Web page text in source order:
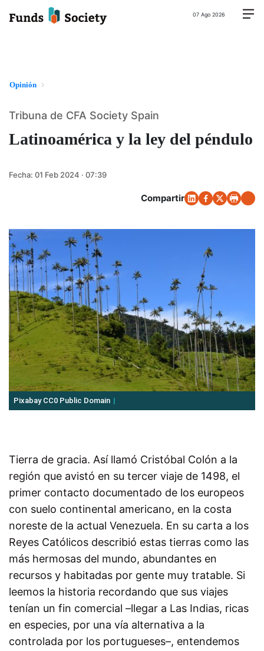
07 Ago 2026
Opinión
Latinoamérica y la ley del péndulo
Tribuna de CFA Society Spain
Fecha: 01 Feb 2024 · 07:39
Compartir
Pixabay CC0 Public Domain
Tierra de gracia. Así llamó Cristóbal Colón a la
región que avistó en su tercer viaje de 1498, el
primer contacto documentado de los europeos
con suelo continental americano, en la costa
noreste de la actual Venezuela. En su carta a los
Reyes Católicos describió estas tierras como las
más hermosas del mundo, abundantes en
recursos y habitadas por gente muy tratable. Si
leemos la historia recordando que sus viajes
tenían un fin comercial –llegar a Las Indias, ricas
en especies, por una vía alternativa a la
controlada por los portugueses–, entendemos